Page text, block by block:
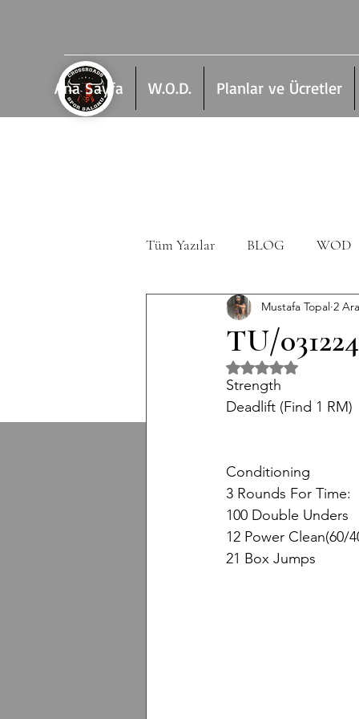
Ana Sayfa W.O.D. Planlar ve Ücretler
Tüm Yazılar BLOG WOD
TU/
Mustafa Topal 2
5 üzerinden NaN
Strength
Deadlift (Find 1 RM)
Conditioning
3 Rounds For Time:
100 Double Unders
12 Power Clean(60/
21 Box Jumps